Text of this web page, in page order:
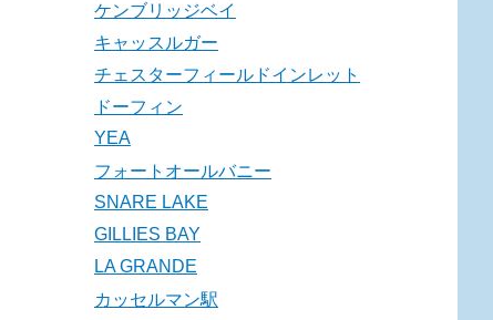
ケンブリッジベイ
キャッスルガー
チェスターフィールドインレット
ドーフィン
YEA
フォートオールバニー
SNARE LAKE
GILLIES BAY
LA GRANDE
カッセルマン駅